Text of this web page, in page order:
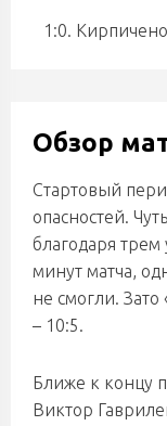
1:0.
Обзор
Стартовый
опасностей.
благодаря
минут матча,
не смогли.
– 10:5.
Ближе к концу
Виктор